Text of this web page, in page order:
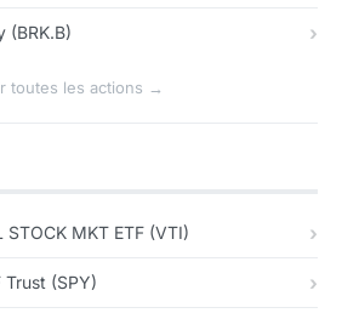
(BRK.B)
toutes les actions →
STOCK MKT ETF (VTI)
Trust (SPY)